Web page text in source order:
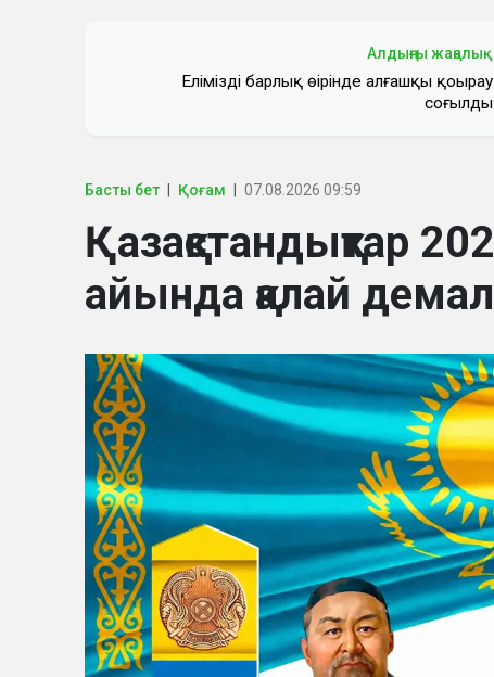
Алдыңғы жаңалық
Еліміздің барлық өңірінде алғашқы қоңырау
соғылды
Басты бет Қоғам 07.08.2026 09:59
Қазақстандықтар
айында қалай